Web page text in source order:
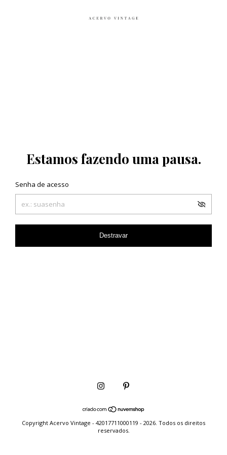
Estamos fazendo uma pausa.
Senha de acesso
Destravar
Copyright Acervo Vintage - 42017711000119 - 2026. Todos os direitos
reservados.